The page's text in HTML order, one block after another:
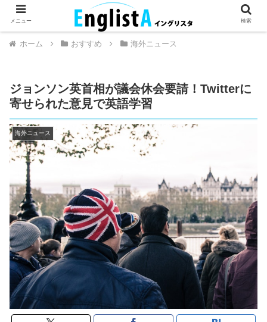
英語が話せるとちょっとハッピー。
ホーム おすすめ 海外ニュース
ジョンソン英首相が議会休会要請！Twitterに
寄せられた意見で英語学習
海外ニュース
メニュー 検索